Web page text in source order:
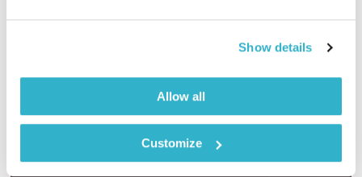
Show details
Allow all
Customize
אודיו